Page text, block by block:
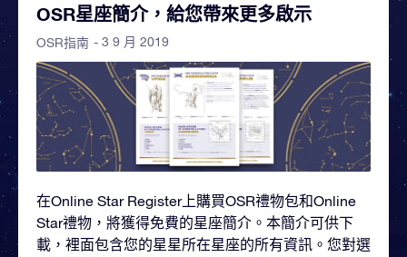
OSR星座簡介，給您帶來更多啟示
OSR指南 - 3 9 月 2019
在Online Star Register上購買OSR禮物包和Online
Star禮物，將獲得免費的星座簡介。本簡介可供下
載，裡面包含您的星星所在星座的所有資訊。您對選